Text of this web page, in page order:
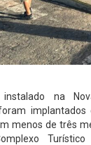
na
menos de três